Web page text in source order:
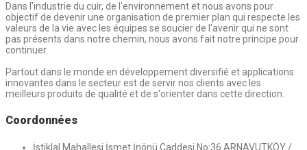
Dans l'industrie du cuir, de l'environnement et nous avons pour
objectif de devenir une organisation de premier plan qui respecte les
valeurs de la vie.avec les équipes se soucier de l'avenir qui ne sont
pas présents dans notre chemin, nous avons fait notre principe pour
continuer.
Partout dans le monde en développement diversifié et applications
innovantes dans le secteur est de servir nos clients avec les
meilleurs produits de qualité et de s'orienter dans cette direction.
Coordonnées
İstiklal Mahallesi İsmet İnönü Caddesi No:36 ARNAVUTKÖY /